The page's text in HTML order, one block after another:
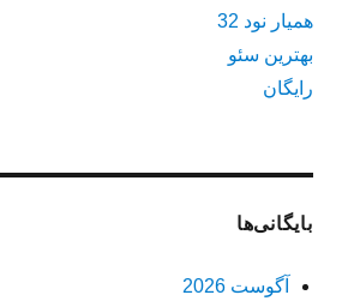
همیار نود 32
بهترین سئو
رایگان
بایگانی‌ها
آگوست 2026